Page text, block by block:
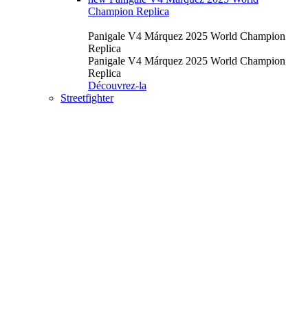
Champion Replica
Panigale V4 Márquez 2025 World Champion
Replica
Panigale V4 Márquez 2025 World Champion
Replica
Découvrez-la
Streetfighter